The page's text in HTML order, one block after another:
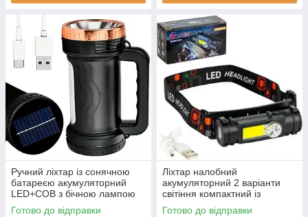
Ручний ліхтар із сонячною
батареєю акумуляторний
LED+COB з бічною лампою
кемпінговий ліхтар
Готово до відправки
Ліхтар налобний
акумуляторний 2 варіанти
світіння компактний із
магнітом на голову
Готово до відправки